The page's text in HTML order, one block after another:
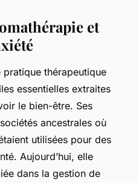
et
pratique thérapeutique
essentielles extraites
le bien-être. Ses
ancestrales où
utilisées pour des
Aujourd’hui, elle
dans la gestion de